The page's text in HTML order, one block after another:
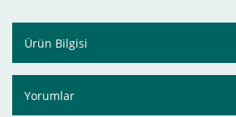
Ürün Bilgisi
Yorumlar